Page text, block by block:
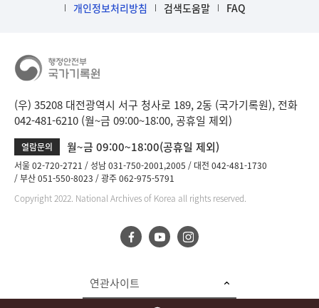
개인정보처리방침
검색도움말 FAQ
(우) 35208 대전광역시 서구 청사로 189, 2동 (국가기록원), 전화
042-481-6210 (월~금 09:00~18:00, 공휴일 제외)
열람문의 월~금 09:00~18:00(공휴일 제외)
서울 02-720-2721 성남 031-750-2001,2005
대전 042-481-1730
부산 051-550-8023
광주 062-975-5791
Copyright 2022. National Archives of Korea all rights reserved.
연관사이트